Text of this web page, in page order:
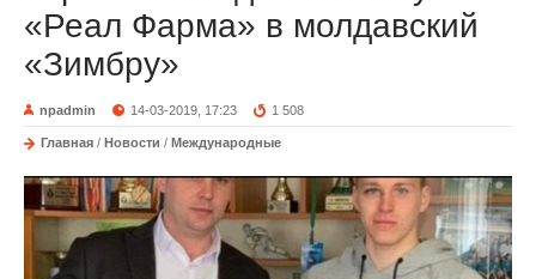
«Реал Фарма» в молдавский
«Зимбру»
npadmin 14-03-2019, 17:23 1 508
Главная / Новости / Международные